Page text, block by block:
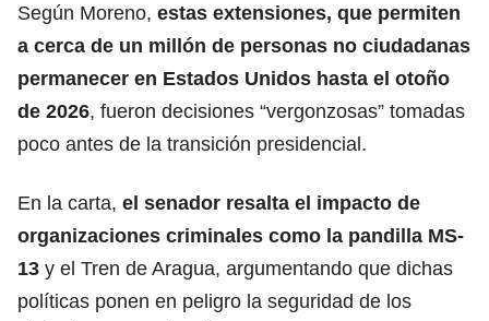
Según Moreno, estas extensiones, que permiten
a cerca de un millón de personas no ciudadanas
permanecer en Estados Unidos hasta el otoño
de 2026, fueron decisiones “vergonzosas” tomadas
poco antes de la transición presidencial.
En la carta, el senador resalta el impacto de
organizaciones criminales como la pandilla MS-
13 y el Tren de Aragua, argumentando que dichas
políticas ponen en peligro la seguridad de los